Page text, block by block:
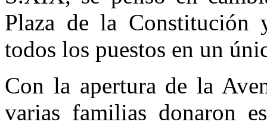
Plaza de la Constitución
todos los puestos en un
Con la apertura de la
varias familias donaron